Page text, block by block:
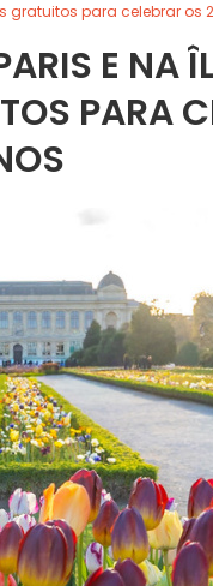
gratuitos para celebrar os
E NA
PARA